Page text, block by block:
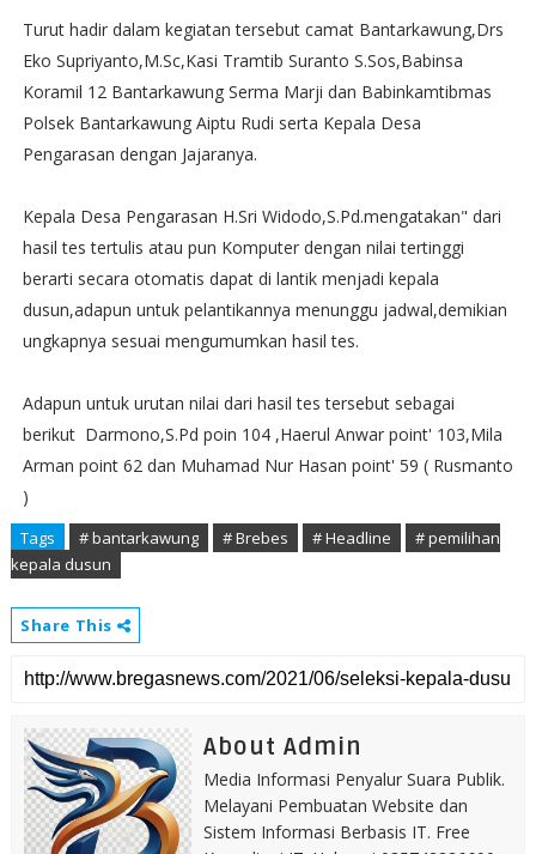
Turut hadir dalam kegiatan tersebut camat Bantarkawung,Drs
Eko Supriyanto,M.Sc,Kasi Tramtib Suranto S.Sos,Babinsa
Koramil 12 Bantarkawung Serma Marji dan Babinkamtibmas
Polsek Bantarkawung Aiptu Rudi serta Kepala Desa
Pengarasan dengan Jajaranya.
Kepala Desa Pengarasan H.Sri Widodo,S.Pd.mengatakan" dari
hasil tes tertulis atau pun Komputer dengan nilai tertinggi
berarti secara otomatis dapat di lantik menjadi kepala
dusun,adapun untuk pelantikannya menunggu jadwal,demikian
ungkapnya sesuai mengumumkan hasil tes.
Adapun untuk urutan nilai dari hasil tes tersebut sebagai
berikut Darmono,S.Pd poin 104 ,Haerul Anwar point' 103,Mila
Arman point 62 dan Muhamad Nur Hasan point' 59 ( Rusmanto
)
Tags # bantarkawung # Brebes # Headline
# pemilihan
kepala dusun
Share This
About Admin
Media Informasi Penyalur Suara Publik.
Melayani Pembuatan Website dan
Sistem Informasi Berbasis IT. Free